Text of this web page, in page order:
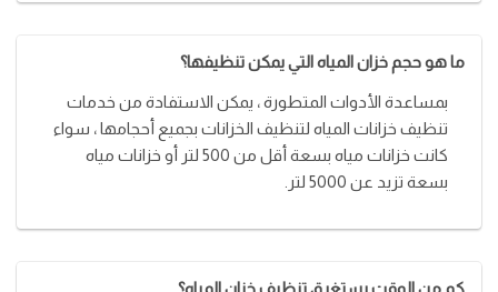
ما هو حجم خزان المياه التي يمكن تنظيفها؟
بمساعدة الأدوات المتطورة ، يمكن الاستفادة من خدمات
تنظيف خزانات المياه لتنظيف الخزانات بجميع أحجامها ، سواء
كانت خزانات مياه بسعة أقل من 500 لتر أو خزانات مياه
بسعة تزيد عن 5000 لتر.
كم من الوقت يستغرق تنظيف خزان المياه؟